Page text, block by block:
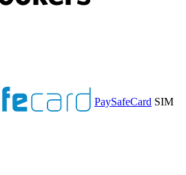
PaySafeCard SIM